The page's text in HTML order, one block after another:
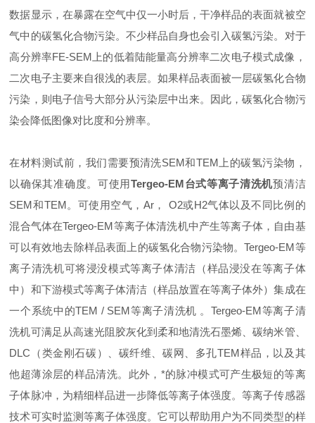
数据显示，在暴露在空气中仅一小时后，干净样品的表面就被空
气中的碳氢化合物污染。不少样品自身也会引入碳氢污染。对于
高分辨率FE-SEM上的低着陆能量高分辨率二次电子模式成像，
二次电子主要来自很浅的表层。如果样品表面被一层碳氢化合物
污染，则电子信号大部分从污染层中出来。因此，碳氢化合物污
染会降低图像对比度和分辨率。
在材料测试前，我们需要预清洗SEM和TEM上的碳氢污染物，
以确保其准确度。可使用Tergeo-EM台式等离子清洗机预清洁
SEM和TEM。可使用空气，Ar， O2或H2气体以及不同比例的
混合气体在Tergeo-EM等离子体清洗机中产生等离子体，自由基
可以有效地去除样品表面上的碳氢化合物污染物。Tergeo-EM等
离子清洗机可将浸没模式等离子体清洁（样品浸没在等离子体
中）和下游模式等离子体清洁（样品放置在等离子体外）集成在
一个系统中的TEM / SEM等离子清洗机 。Tergeo-EM等离子清
洗机可满足从高速光阻胶灰化到柔和地清洗石墨烯、碳纳米管、
DLC（类金刚石碳）、碳纤维、碳网、多孔TEM样品，以及其
他超薄涂层的样品清洗。此外，*的脉冲模式可产生极短的等离
子体脉冲，为精细样品进一步降低等离子体强度。等离子传感器
技术可实时监测等离子体强度。它可以帮助用户为不同类型的样